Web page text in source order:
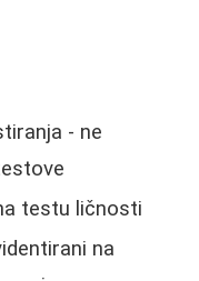
- ne
testu ličnosti
na